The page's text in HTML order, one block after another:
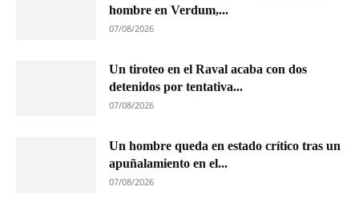
hombre en Verdum,...
07/08/2026
Un tiroteo en el Raval acaba con dos
detenidos por tentativa...
07/08/2026
Un hombre queda en estado crítico tras un
apuñalamiento en el...
07/08/2026